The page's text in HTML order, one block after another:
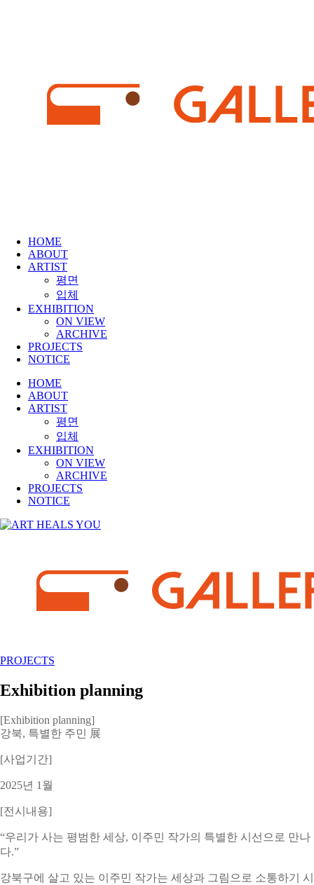
HOME
ABOUT
ARTIST
평면
입체
EXHIBITION
ON VIEW
ARCHIVE
PROJECTS
NOTICE
HOME
ABOUT
ARTIST
평면
입체
EXHIBITION
ON VIEW
ARCHIVE
PROJECTS
NOTICE
PROJECTS
Exhibition planning
[Exhibition planning]
강북, 특별한 주민 展
[사업기간]
2025년 1월
[전시내용]
“우리가 사는 평범한 세상, 이주민 작가의 특별한 시선으로 만나
다.”
강북구에 살고 있는 이주민 작가는 세상과 그림으로 소통하기 시